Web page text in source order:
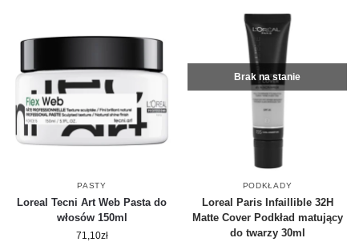
PASTY
Loreal Tecni Art Web Pasta do
włosów 150ml
71,10zł
Brak na stanie
PODKŁADY
Loreal Paris Infaillible 32H
Matte Cover Podkład matujący
do twarzy 30ml